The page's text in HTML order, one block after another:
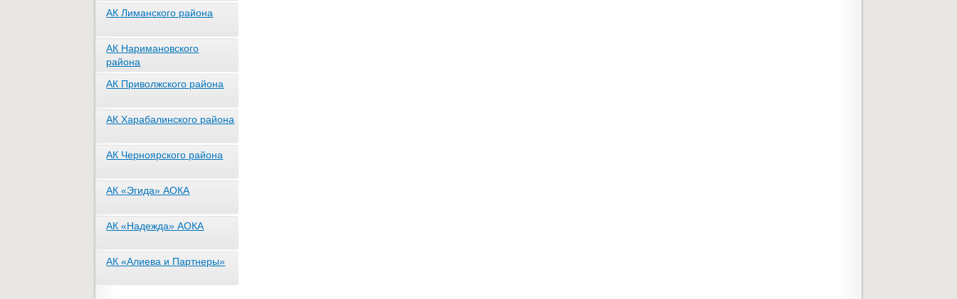
АК Лиманского района
АК Наримановского
района
АК Приволжского района
АК Харабалинского района
АК Черноярского района
АК «Эгида» АОКА
АК «Надежда» АОКА
АК «Алиева и Партнеры»